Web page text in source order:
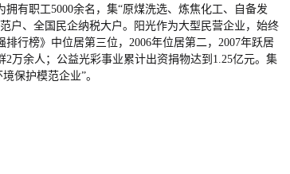
有职工5000余名，集“原煤洗选、炼焦化工、自备发
户、全国民企纳税大户。阳光作为大型民营企业，始终
行榜》中位居第三位，2006年位居第二，2007年跃居
万余人；公益光彩事业累计出资捐物达到1.25亿元。集
保护模范企业”。